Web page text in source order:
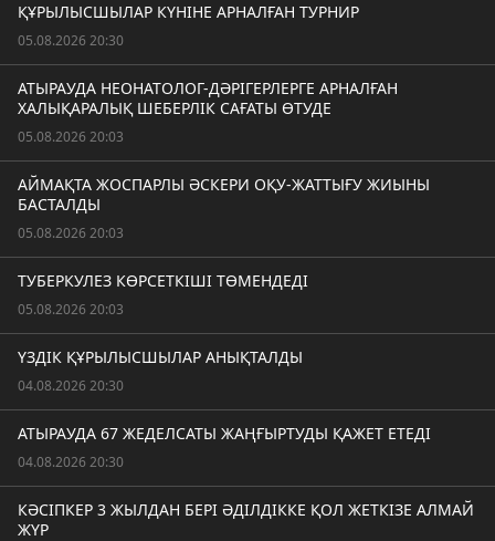
ҚҰРЫЛЫСШЫЛАР КҮНІНЕ АРНАЛҒАН ТУРНИР
05.08.2026 20:30
АТЫРАУДА НЕОНАТОЛОГ-ДӘРІГЕРЛЕРГЕ АРНАЛҒАН
ХАЛЫҚАРАЛЫҚ ШЕБЕРЛІК САҒАТЫ ӨТУДЕ
05.08.2026 20:03
АЙМАҚТА ЖОСПАРЛЫ ӘСКЕРИ ОҚУ-ЖАТТЫҒУ ЖИЫНЫ
БАСТАЛДЫ
05.08.2026 20:03
ТУБЕРКУЛЕЗ КӨРСЕТКІШІ ТӨМЕНДЕДІ
05.08.2026 20:03
ҮЗДІК ҚҰРЫЛЫСШЫЛАР АНЫҚТАЛДЫ
04.08.2026 20:30
АТЫРАУДА 67 ЖЕДЕЛСАТЫ ЖАҢҒЫРТУДЫ ҚАЖЕТ ЕТЕДІ
04.08.2026 20:30
КӘСІПКЕР 3 ЖЫЛДАН БЕРІ ӘДІЛДІККЕ ҚОЛ ЖЕТКІЗЕ АЛМАЙ
ЖҮР